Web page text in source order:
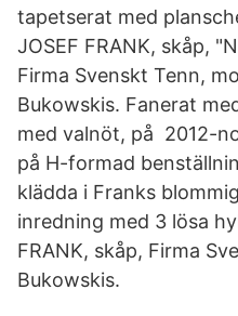
tapetserat med
JOSEF FRANK, skåp,
Firma Svenskt Tenn,
Bukowskis. Fanerat
med valnöt, på 2012-
på H-formad
klädda i Franks
inredning med 3 lösa
FRANK, skåp, Firma
Bukowskis.